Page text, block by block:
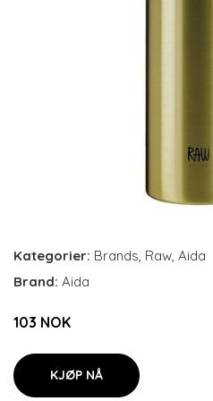
Kategorier: Brands, Raw, Aida
Brand: Aida
103 NOK
KJØP NÅ